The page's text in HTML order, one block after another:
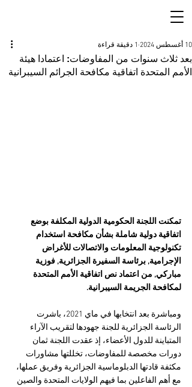
بعد ثلاث سنوات من المفاوضات: اعتمادا هيئة
الأمم المتحدة اتفاقية مكافحة الجرائم السيبرانية
10 أغسطس 2024 1 دقيقة قراءة
تمكنت اللجنة الحكومية الدولية المكلفة بوضع
اتفاقية دولية شاملة بشأن مكافحة استخدام
تكنولوجية المعلومات والاتصالات للأغراض
الإجرامية, برئاسة السفيرة الجزائرية, فوزية
مباركي, من اعتماد نص اتفاقية الأمم المتحدة
لمكافحة الجريمة السيبرانية.
ومباشرة بعد انتخابها في ماي 2021، باشرت
الرئاسة الجزائرية للجنة جهودها لتقريب الآراء
المتباينة للدول الأعضاء، إذ عقدت اللجنة ثمان
دورات مخصصة للمفاوضات، تخللتها مشاورات
مكثفة قادتها الدبلوماسية الجزائرية وفريق عملها،
مع أهم الفاعلين بما فيهم الولايات المتحدة والصين